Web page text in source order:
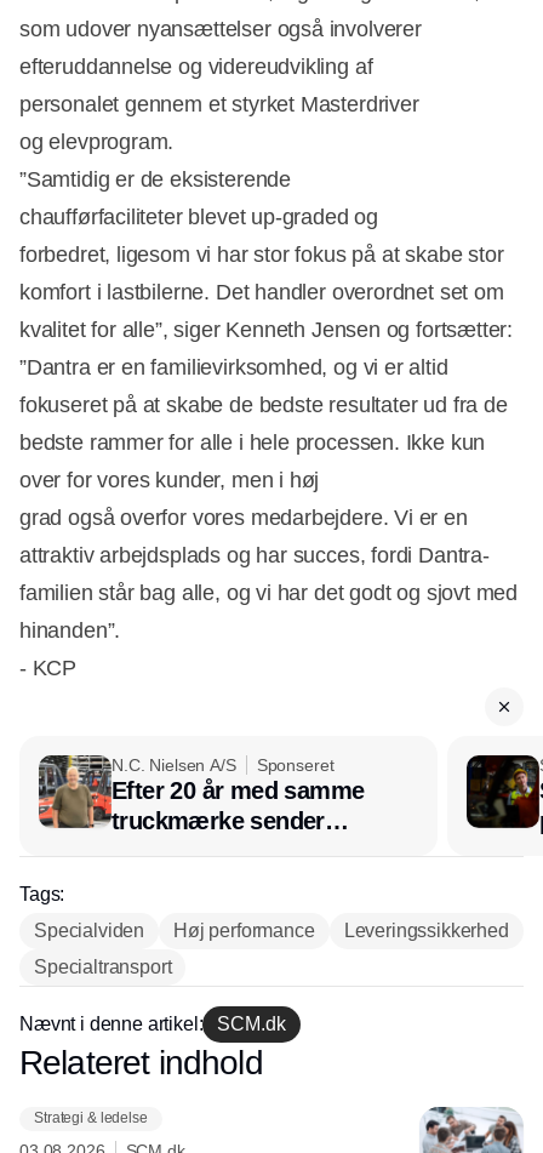
som udover nyansættelser også involverer
efteruddannelse og videreudvikling af
personalet gennem et styrket Masterdriver
og elevprogram.
”Samtidig er de eksisterende
chaufførfaciliteter blevet up-graded og
forbedret, ligesom vi har stor fokus på at skabe stor
komfort i lastbilerne. Det handler overordnet set om
kvalitet for alle”, siger Kenneth Jensen og fortsætter:
”Dantra er en familievirksomhed, og vi er altid
fokuseret på at skabe de bedste resultater ud fra de
bedste rammer for alle i hele processen. Ikke kun
over for vores kunder, men i høj
grad også overfor vores medarbejdere. Vi er en
attraktiv arbejdsplads og har succes, fordi Dantra-
familien står bag alle, og vi har det godt og sjovt med
hinanden”.
- KCP
N.C. Nielsen A/S Sponseret
Efter 20 år med samme
truckmærke sender
lagerchef stafetten videre
Tags:
Specialviden
Høj performance
Leveringssikkerhed
Specialtransport
Nævnt i denne artikel: SCM.dk
Annonce
Relateret indhold
Strategi & ledelse